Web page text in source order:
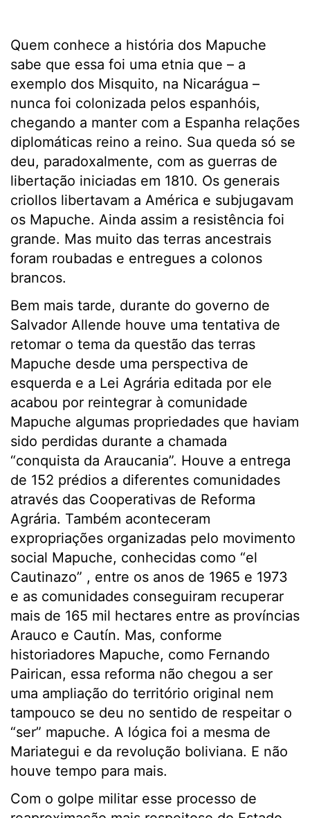
Quem conhece a história dos Mapuche
sabe que essa foi uma etnia que – a
exemplo dos Misquito, na Nicarágua –
nunca foi colonizada pelos espanhóis,
chegando a manter com a Espanha relações
diplomáticas reino a reino. Sua queda só se
deu, paradoxalmente, com as guerras de
libertação iniciadas em 1810. Os generais
criollos libertavam a América e subjugavam
os Mapuche. Ainda assim a resistência foi
grande. Mas muito das terras ancestrais
foram roubadas e entregues a colonos
brancos.
Bem mais tarde, durante do governo de
Salvador Allende houve uma tentativa de
retomar o tema da questão das terras
Mapuche desde uma perspectiva de
esquerda e a Lei Agrária editada por ele
acabou por reintegrar à comunidade
Mapuche algumas propriedades que haviam
sido perdidas durante a chamada
“conquista da Araucania”. Houve a entrega
de 152 prédios a diferentes comunidades
através das Cooperativas de Reforma
Agrária. Também aconteceram
expropriações organizadas pelo movimento
social Mapuche, conhecidas como “el
Cautinazo” , entre os anos de 1965 e 1973
e as comunidades conseguiram recuperar
mais de 165 mil hectares entre as províncias
Arauco e Cautín. Mas, conforme
historiadores Mapuche, como Fernando
Pairican, essa reforma não chegou a ser
uma ampliação do território original nem
tampouco se deu no sentido de respeitar o
“ser” mapuche. A lógica foi a mesma de
Mariategui e da revolução boliviana. E não
houve tempo para mais.
Com o golpe militar esse processo de